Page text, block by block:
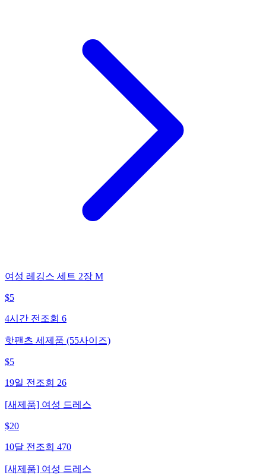
여성 레깅스 세트 2장 M
$5
4시간 전 조회 6
핫팬츠 세제품 (55사이즈)
$5
19일 전 조회 26
[새제품] 여성 드레스
$20
10달 전 조회 470
[새제품] 여성 드레스